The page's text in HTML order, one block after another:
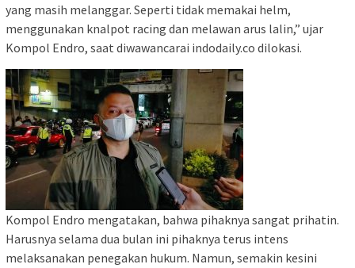
yang masih melanggar. Seperti tidak memakai helm,
menggunakan knalpot racing dan melawan arus lalin,” ujar
Kompol Endro, saat diwawancarai indodaily.co dilokasi.
Kompol Endro mengatakan, bahwa pihaknya sangat prihatin.
Harusnya selama dua bulan ini pihaknya terus intens
melaksanakan penegakan hukum. Namun, semakin kesini